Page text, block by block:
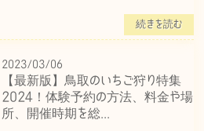
続きを読む
2023/03/06
【最新版】鳥取のいちご狩り特集
2024！体験予約の方法、料金や場
所、開催時期を総...